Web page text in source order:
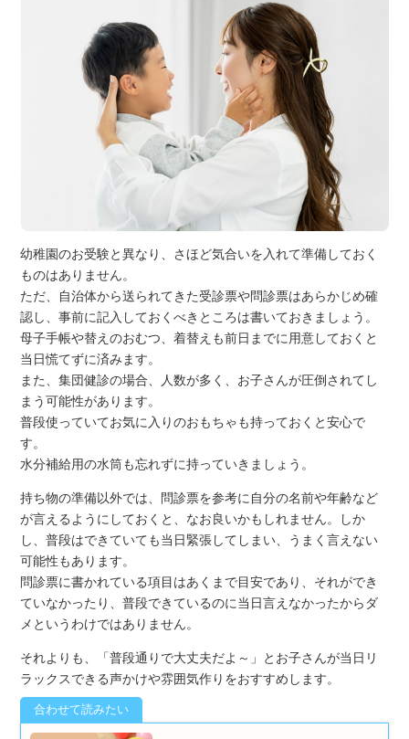
幼稚園のお受験と異なり、さほど気合いを入れて準備しておく
ものはありません。
ただ、自治体から送られてきた受診票や問診票はあらかじめ確
認し、事前に記入しておくべきところは書いておきましょう。
母子手帳や替えのおむつ、着替えも前日までに用意しておくと
当日慌てずに済みます。
また、集団健診の場合、人数が多く、お子さんが圧倒されてし
まう可能性があります。
普段使っていてお気に入りのおもちゃも持っておくと安心で
す。
水分補給用の水筒も忘れずに持っていきましょう。
持ち物の準備以外では、問診票を参考に自分の名前や年齢など
が言えるようにしておくと、なお良いかもしれません。しか
し、普段はできていても当日緊張してしまい、うまく言えない
可能性もあります。
問診票に書かれている項目はあくまで目安であり、それができ
ていなかったり、普段できているのに当日言えなかったからダ
メというわけではありません。
それよりも、「普段通りで大丈夫だよ～」とお子さんが当日リ
ラックスできる声かけや雰囲気作りをおすすめします。